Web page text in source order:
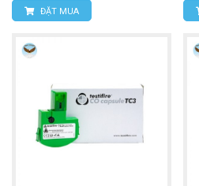
ĐẶT MUA